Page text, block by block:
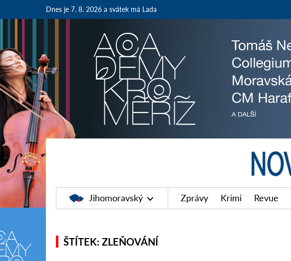
Dnes je 7. 8. 2026 a svátek má Lada
Jihomoravský Zprávy Krimi Revue
ŠTÍTEK: ZLEŇOVÁNÍ